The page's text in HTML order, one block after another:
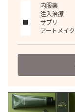
内服薬
注入治療
サプリ
アートメイク